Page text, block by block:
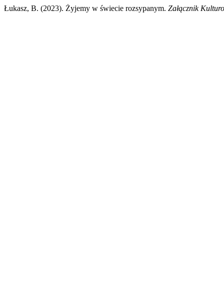
Łukasz, B. (2023). Żyjemy w świecie rozsypanym. Załącznik